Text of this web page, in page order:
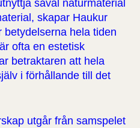
såväl naturmaterial
skapar Haukur
betydelserna hela tiden
ofta en estetisk
betraktaren att hela
i förhållande till det
utgår från samspelet